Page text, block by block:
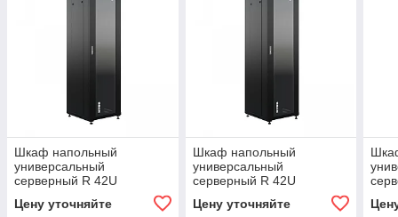
Шкаф напольный
универсальный
серверный R 42U
19, двери стекло и
Цену уточняйте
Шкаф напольный
универсальный
серверный R 42U
19, двери стекло и
Цену уточняйте
19,